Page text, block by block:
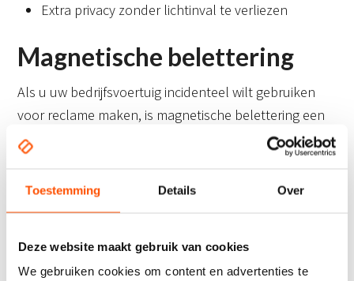
Toestemming Details Over
Deze website maakt gebruik van cookies
We gebruiken cookies om content en advertenties te
Extra privacy zonder lichtinval te verliezen
Magnetische belettering
Als u uw bedrijfsvoertuig incidenteel wilt gebruiken
voor reclame maken, is magnetische belettering een
slimme oplossing voor u. Deze magnetische platen
kunt u gemakkelijk bevestigen en verwijderen
wanneer u maar wilt. Ze zijn dus ideaal voor tijdelijke
bedrijfsvoertuigbelettering zijn: